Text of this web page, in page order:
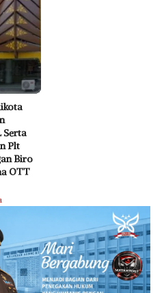
Serta
Plt
Biro
OTT